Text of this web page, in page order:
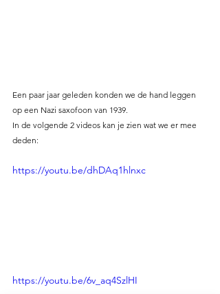
Een paar jaar geleden konden we de hand leggen
op een Nazi saxofoon van 1939.
In de volgende 2 videos kan je zien wat we er mee
deden:
https://youtu.be/dhDAq1hlnxc
https://youtu.be/6v_aq4SzlHI